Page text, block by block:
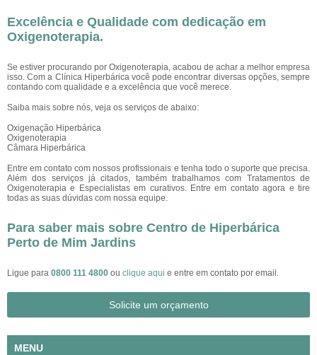
Excelência e Qualidade com dedicação em
Oxigenoterapia.
Se estiver procurando por Oxigenoterapia, acabou de achar a melhor empresa
isso. Com a Clínica Hiperbárica você pode encontrar diversas opções, sempre
contando com qualidade e a excelência que você merece.
Saiba mais sobre nós, veja os serviços de abaixo:
Oxigenação Hiperbárica
Oxigenoterapia
Câmara Hiperbárica
Entre em contato com nossos profissionais e tenha todo o suporte que precisa.
Além dos serviços já citados, também trabalhamos com Tratamentos de
Oxigenoterapia e Especialistas em curativos. Entre em contato agora e tire
todas as suas dúvidas com nossa equipe.
Para saber mais sobre Centro de Hiperbárica
Perto de Mim Jardins
Ligue para 0800 111 4800 ou clique aqui e entre em contato por email.
Solicite um orçamento
MENU